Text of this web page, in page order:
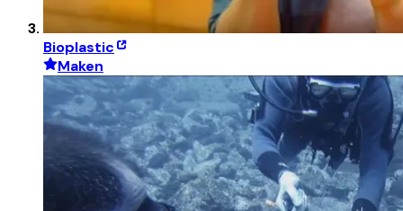
Bioplastic
Maken